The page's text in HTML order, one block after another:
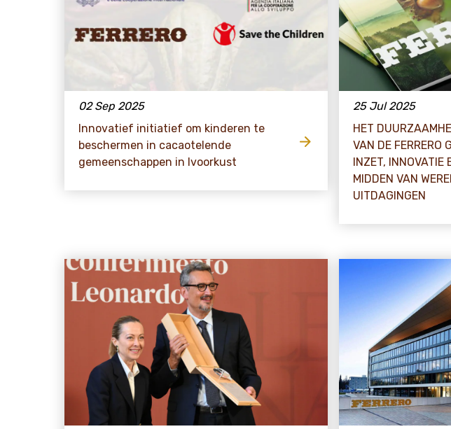
02 Sep 2025
Innovatief initiatief om kinderen te
beschermen in cacaotelende
gemeenschappen in Ivoorkust
25 Jul 2025
HET
VAN DE FERRERO
INZET, INNOVATIE
MIDDEN VAN
UITDAGINGEN